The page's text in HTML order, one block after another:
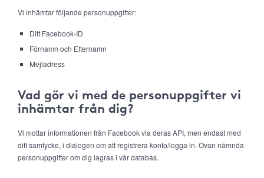
Vi inhämtar följande personuppgifter:
Ditt Facebook-ID
Förnamn och Efternamn
Mejladress
Vad gör vi med de personuppgifter vi
inhämtar från dig?
Vi mottar informationen från Facebook via deras API, men endast med
ditt samtycke, i dialogen om att registrera konto/logga in. Ovan nämnda
personuppgifter om dig lagras i vår databas.